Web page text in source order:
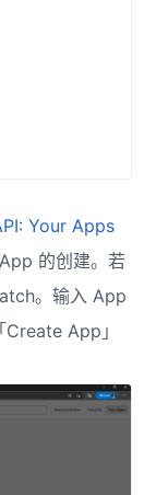
Your Apps
的创建。若
。输入 App
App」